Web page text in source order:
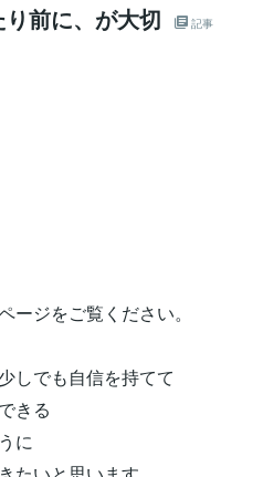
前に、が大切 記事
ージをご覧ください。
しでも自信を持てて
きる
に